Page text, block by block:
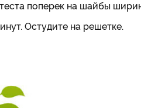
поперек на шайбы
Остудите на решетке.